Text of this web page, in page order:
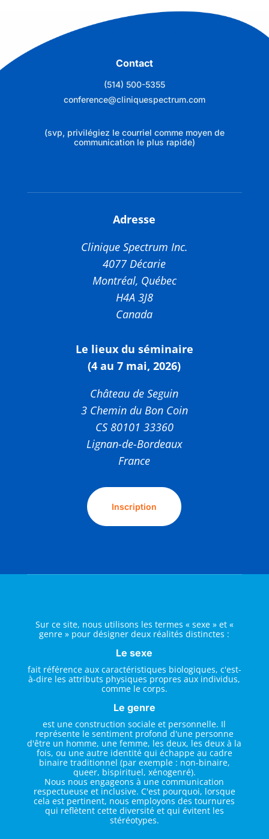
Contact
(514) 500-5355
conference@cliniquespectrum.com
(svp, privilégiez le courriel comme moyen de
communication le plus rapide)
Adresse
Clinique Spectrum Inc.
4077 Décarie
Montréal, Québec
H4A 3J8
Canada
Le lieux du séminaire
(4 au 7 mai, 2026)
Château de Seguin
3 Chemin du Bon Coin
CS 80101 33360
Lignan-de-Bordeaux
France
Inscription
Sur ce site, nous utilisons les termes « sexe » et «
genre » pour désigner deux réalités distinctes :
Le sexe
fait référence aux caractéristiques biologiques, c'est-
à-dire les attributs physiques propres aux individus,
comme le corps.
Le genre
est une construction sociale et personnelle. Il
représente le sentiment profond d'une personne
d'être un homme, une femme, les deux, les deux à la
fois, ou une autre identité qui échappe au cadre
binaire traditionnel (par exemple : non-binaire,
queer, bispirituel, xénogenré).
Nous nous engageons à une communication
respectueuse et inclusive. C'est pourquoi, lorsque
cela est pertinent, nous employons des tournures
qui reflètent cette diversité et qui évitent les
stéréotypes.